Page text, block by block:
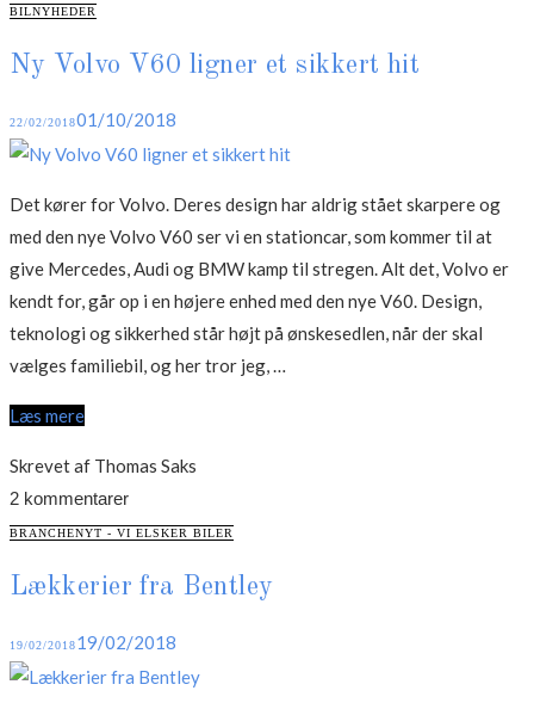
Jaguar”
CATEGORIES
BILNYHEDER
Ny Volvo V60 ligner et sikkert hit
Posted
on
22/02/201801/10/2018
Det kører for Volvo. Deres design har aldrig stået skarpere og
med den nye Volvo V60 ser vi en stationcar, som kommer til at
give Mercedes, Audi og BMW kamp til stregen. Alt det, Volvo er
kendt for, går op i en højere enhed med den nye V60. Design,
teknologi og sikkerhed står højt på ønskesedlen, når der skal
vælges familiebil, og her tror jeg, …
Læs mere
Skrevet af Thomas Saks
2 kommentarer
CATEGORIES
BRANCHENYT - VI ELSKER BILER
Lækkerier fra Bentley
Posted
on
19/02/201819/02/2018